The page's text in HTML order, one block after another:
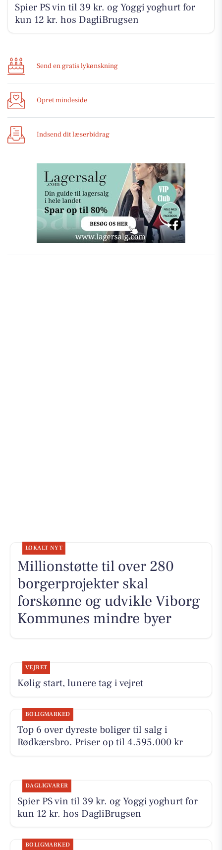
Spier PS vin til 39 kr. og Yoggi yoghurt for
kun 12 kr. hos DagliBrugsen
Send en gratis lykønskning
Opret mindeside
Indsend dit læserbidrag
LOKALT NYT
Millionstøtte til over 280
borgerprojekter skal
forskønne og udvikle Viborg
Kommunes mindre byer
VEJRET
Kølig start, lunere tag i vejret
BOLIGMARKED
Top 6 over dyreste boliger til salg i
Rødkærsbro. Priser op til 4.595.000 kr
DAGLIGVARER
Spier PS vin til 39 kr. og Yoggi yoghurt for
kun 12 kr. hos DagliBrugsen
BOLIGMARKED